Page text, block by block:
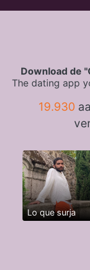
Download de
The dating app
19.930
Lo que surja